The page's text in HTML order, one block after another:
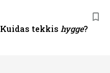
Kuidas tekkis hygge?